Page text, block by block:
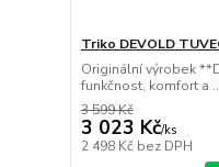
Triko DEVOLD
Originální výrobek
funkčnost, komfort a
3 599 Kč
3 023 Kč/ks
2 498 Kč bez DPH